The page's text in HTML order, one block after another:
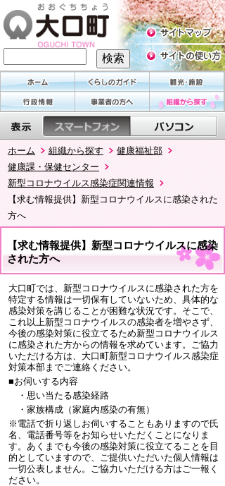
ホーム 組織から探す
健康福祉部
健康課・保健センター
新型コロナウイルス感染症関連情報
【求む情報提供】新型コロナウイルスに感染された
方へ
【求む情報提供】新型コロナウイルスに感染
された方へ
大口町では、新型コロナウイルスに感染された方を
特定する情報は一切保有していないため、具体的な
感染対策を講じることが困難な状況です。そこで、
これ以上新型コロナウイルスの感染者を増やさず、
今後の感染対策に役立てるため新型コロナウイルス
に感染された方からの情報を求めています。ご協力
いただける方は、大口町新型コロナウイルス感染症
対策本部までご連絡ください。
■お伺いする内容
・思い当たる感染経路
・家族構成（家庭内感染の有無）
※電話で折り返しお伺いすることもありますので氏
名、電話番号等をお知らせいただくことになりま
す。あくまでも今後の感染対策に役立てることを目
的としていますので、ご提供いただいた個人情報は
一切公表しません。ご協力いただける方はご一報く
ださい。